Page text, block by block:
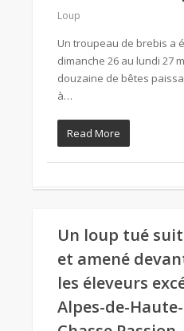
Loup
Un troupeau de brebis a
dimanche 26 au lundi 27
douzaine de bêtes
à…
Read More
Un loup tué
et amené
les éleveurs
Alpes-de-